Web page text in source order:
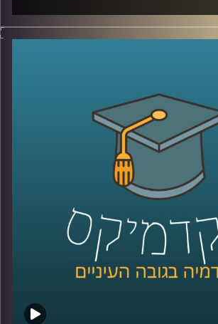
האישיים מדברים הרבה על תקשורת
על הקשבה אמיתית, כזו שמשנה
עמוק שמכתיב אם צוותים ידברו וישתפו
מובנות או מתוסכלות. בפרק הזה
האופן שבו סגנון ההקשבה של מנהל, הורה
את איכות הדיאלוג סביבו.
יועצת ארגונית ומרצה
נבחן למה הקשבה כל כך מאתגרת, למה
שלה, ומה ההבדל בין הקשבה אישית,
במשפחה, ואיך שינוי קטן באופן
שינוי גדול ביחסים?